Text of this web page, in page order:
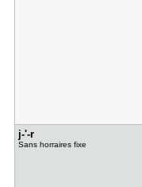
j-'-r
Sans horraires fixe